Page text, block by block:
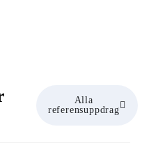
Alla
referensuppdrag